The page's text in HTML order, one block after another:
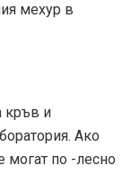
мехур в
кръв и
Ако
могат по -лесно